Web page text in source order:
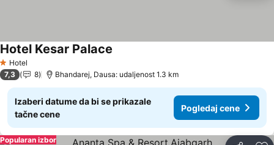
1 Zvezdice
Hotel
Hotel Kesar Palace
7,3 8 Bhandarej, Dausa: udaljenost 1.3 km
Izaberi datume da bi se prikazale
tačne cene
Pogledaj cene
Popularan izbor